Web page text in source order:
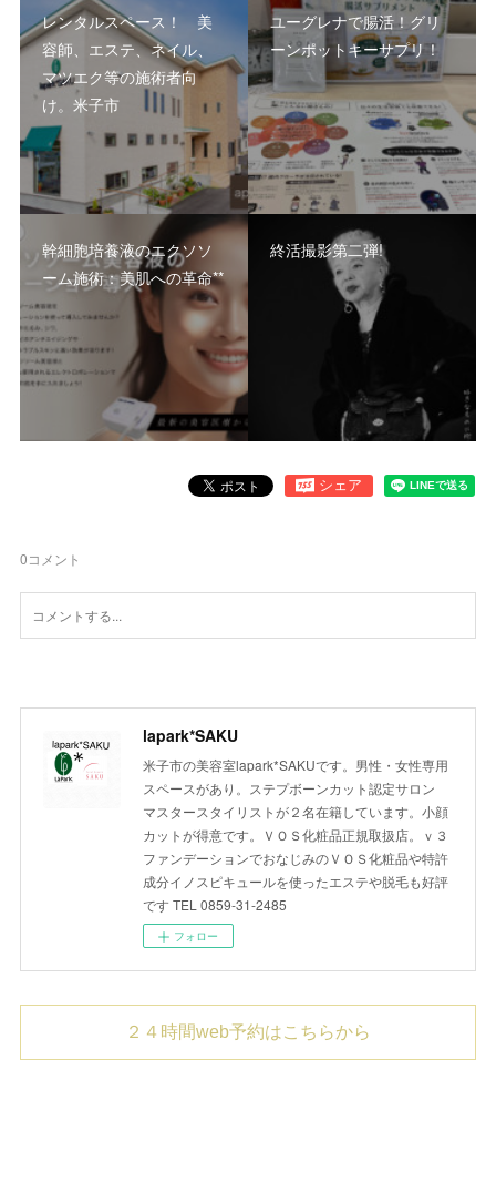
レンタルスペース！ 美
容師、エステ、ネイル、
マツエク等の施術者向
け。米子市
ユーグレナで腸活！グリ
ーンポットキーサプリ！
幹細胞培養液のエクソソ
ーム施術：美肌への革命**
終活撮影第二弾!
0コメント
lapark*SAKU
米子市の美容室lapark*SAKUです。男性・女性専用
スペースがあり。ステプボーンカット認定サロン
マスタースタイリストが２名在籍しています。小顔
カットが得意です。ＶＯＳ化粧品正規取扱店。ｖ３
ファンデーションでおなじみのＶＯＳ化粧品や特許
成分イノスピキュールを使ったエステや脱毛も好評
です TEL 0859-31-2485
フォロー
２４時間web予約はこちらから